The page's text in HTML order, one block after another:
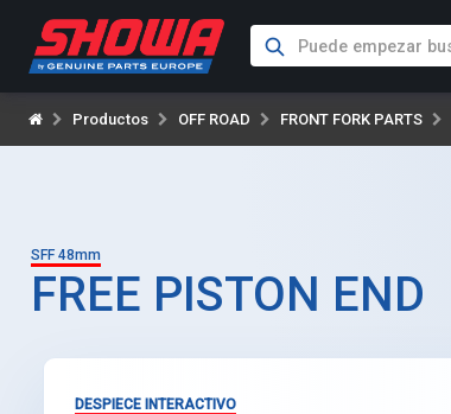
Productos OFF ROAD FRONT FORK PARTS
SFF 48mm
FREE PISTON END
DESPIECE INTERACTIVO